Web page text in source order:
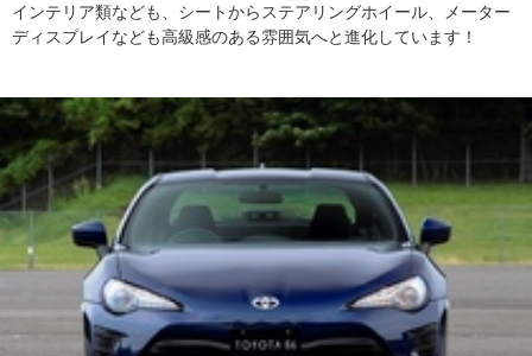
インテリア類なども、シートからステアリングホイール、メーター
ディスプレイなども高級感のある雰囲気へと進化しています！